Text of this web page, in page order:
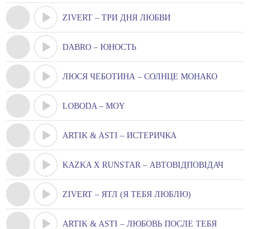
ZIVERT – ТРИ ДНЯ ЛЮБВИ
DABRO – ЮНОСТЬ
ЛЮСЯ ЧЕБОТИНА – СОЛНЦЕ МОНАКО
LOBODA – MOY
ARTIK & ASTI – ИСТЕРИЧКА
KAZKA X RUNSTAR – АВТОВІДПОВІДАЧ
ZIVERT – ЯТЛ (Я ТЕБЯ ЛЮБЛЮ)
ARTIK & ASTI – ЛЮБОВЬ ПОСЛЕ ТЕБЯ